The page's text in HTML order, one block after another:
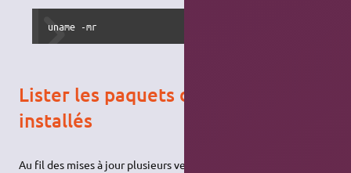
uname -mr
Lister les paquets du noyau
installés
Au fil des mises à jour plusieurs versions du noyau se retrouvent